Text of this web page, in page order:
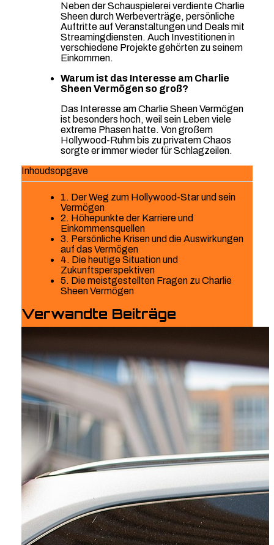
Neben der Schauspielerei verdiente Charlie
Sheen durch Werbeverträge, persönliche
Auftritte auf Veranstaltungen und Deals mit
Streamingdiensten. Auch Investitionen in
verschiedene Projekte gehörten zu seinem
Einkommen.
Warum ist das Interesse am Charlie
Sheen Vermögen so groß?
Das Interesse am Charlie Sheen Vermögen
ist besonders hoch, weil sein Leben viele
extreme Phasen hatte. Von großem
Hollywood-Ruhm bis zu privatem Chaos
sorgte er immer wieder für Schlagzeilen.
Inhoudsopgave
1. Der Weg zum Hollywood-Star und sein
Vermögen
2. Höhepunkte der Karriere und
Einkommensquellen
3. Persönliche Krisen und die Auswirkungen
auf das Vermögen
4. Die heutige Situation und
Zukunftsperspektiven
5. Die meistgestellten Fragen zu Charlie
Sheen Vermögen
Verwandte Beiträge